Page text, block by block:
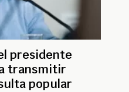
presidente
transmitir
popular